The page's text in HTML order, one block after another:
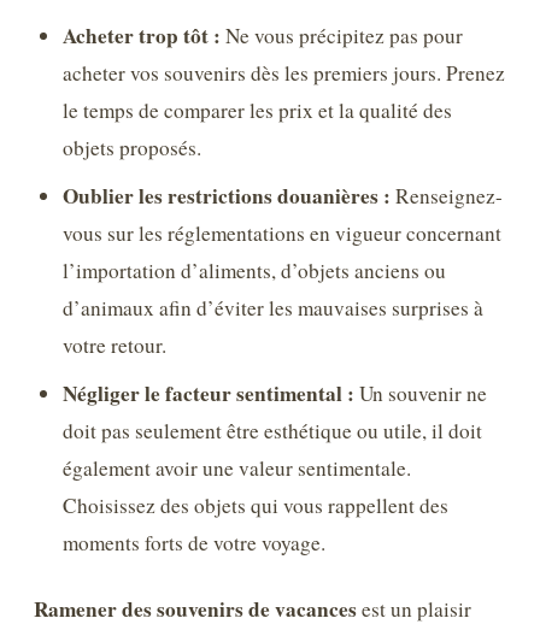
Acheter trop tôt : Ne vous précipitez pas pour
acheter vos souvenirs dès les premiers jours. Prenez
le temps de comparer les prix et la qualité des
objets proposés.
Oublier les restrictions douanières : Renseignez-
vous sur les réglementations en vigueur concernant
l’importation d’aliments, d’objets anciens ou
d’animaux afin d’éviter les mauvaises surprises à
votre retour.
Négliger le facteur sentimental : Un souvenir ne
doit pas seulement être esthétique ou utile, il doit
également avoir une valeur sentimentale.
Choisissez des objets qui vous rappellent des
moments forts de votre voyage.
Ramener des souvenirs de vacancesest un plaisir